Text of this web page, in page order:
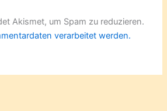
Akismet, um Spam zu reduzieren.
verarbeitet werden.